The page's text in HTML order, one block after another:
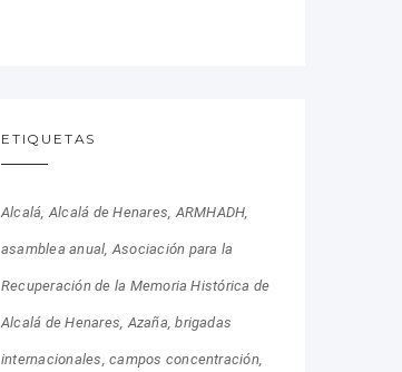
ETIQUETAS
Alcalá Alcalá de Henares ARMHADH
asamblea anual Asociación para la
Recuperación de la Memoria Histórica de
Alcalá de Henares Azaña brigadas
internacionales campos concentración